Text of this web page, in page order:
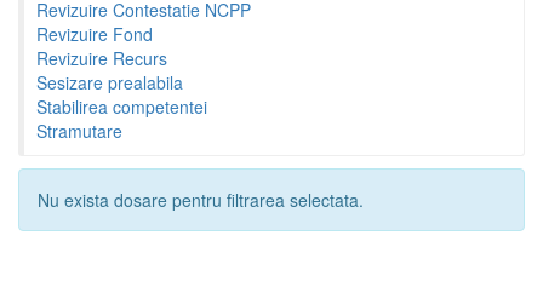
Revizuire Contestatie NCPP
Revizuire Fond
Revizuire Recurs
Sesizare prealabila
Stabilirea competentei
Stramutare
Nu exista dosare pentru filtrarea selectata.